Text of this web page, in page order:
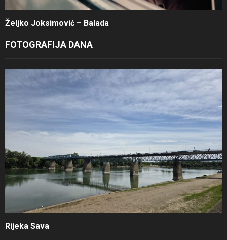
Željko Joksimović – Balada
FOTOGRAFIJA DANA
Rijeka Sava